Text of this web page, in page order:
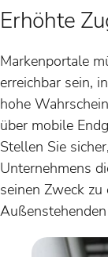
Erhöhte
Markenportale
erreichbar sein,
hohe
über mobile
Stellen Sie
Unternehmens
seinen Zweck